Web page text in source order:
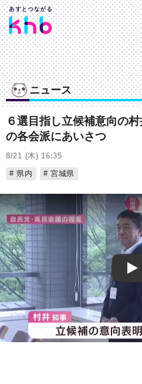
ニュース
６選目指し立候補意向の
の各会派にあいさつ
8/21 (木) 16:35
県内
宮城県
Play